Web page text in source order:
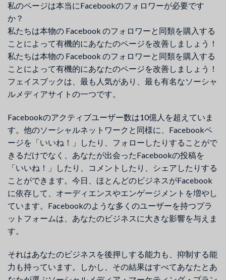
私のページは本当にFacebookのフォロワーが必要です
か？
私たちは本物の Facebook のフォロワーと同類を購入する
ことによって有機的にあなたのページを改善しましょう！
私たちは本物の Facebook のフォロワーと同類を購入する
ことによって有機的にあなたのページを改善しましょう！
フェイスブックは、最も人気があり、最も有名なソーシャ
ルメディアサイトの一つです。
Facebookのアクティブユーザー数は10億人を超えていま
す。他のソーシャルネットワークと同様に、Facebookペ
ージを「いいね！」したり、フォローしたりすることがで
きるだけでなく、あなたが出会ったFacebookの投稿を
「いいね！」したり、コメントしたり、シェアしたりする
ことができます。今日、ほとんどのビジネスがFacebook
に依存して、オーディエンスやエンゲージメントを増やし
ています。Facebookのような多くのユーザーを持つプラ
ットフォームは、あなたのビジネスに大きな影響を与えま
す。
それはあなたのビジネスを後押しする能力も、抑制する能
力も持っています。しかし、その結果はすべてあなたとあ